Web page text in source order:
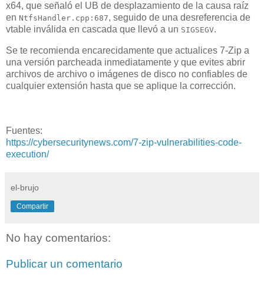
x64, que señaló el UB de desplazamiento de la causa raíz
en NtfsHandler.cpp:687, seguido de una desreferencia de
vtable inválida en cascada que llevó a un SIGSEGV.
Se te recomienda encarecidamente que actualices 7-Zip a
una versión parcheada inmediatamente y que evites abrir
archivos de archivo o imágenes de disco no confiables de
cualquier extensión hasta que se aplique la corrección.
Fuentes:
https://cybersecuritynews.com/7-zip-vulnerabilities-code-
execution/
el-brujo
Compartir
No hay comentarios:
Publicar un comentario